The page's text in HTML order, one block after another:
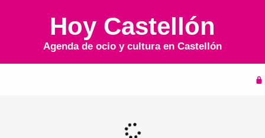
Hoy Castellón
Agenda de ocio y cultura en Castellón